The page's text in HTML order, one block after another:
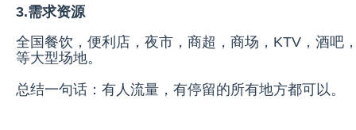
3.需求资源
全国餐饮，便利店，夜市，商超，商场，KTV，酒吧
等大型场地。
总结一句话：有人流量，有停留的所有地方都可以。